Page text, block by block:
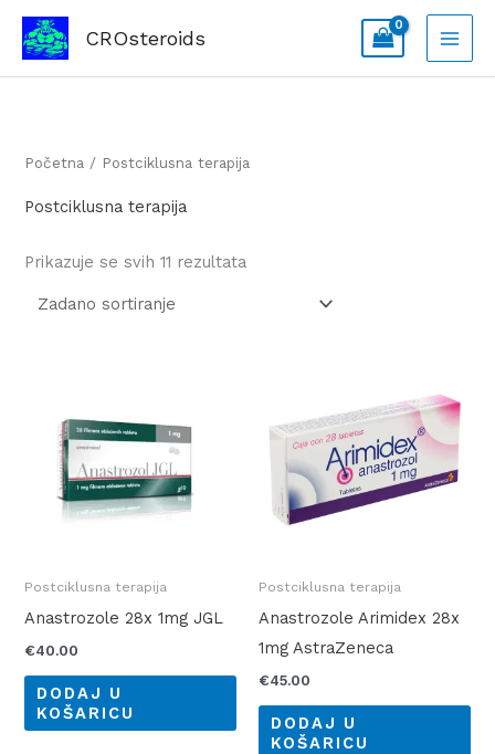
Skip
content
CROsteroids
Početna / Postciklusna terapija
Postciklusna terapija
Prikazuje se svih 11 rezultata
Postciklusna terapija
Anastrozole 28x 1mg JGL
€40.00
DODAJ U
KOŠARICU
Postciklusna terapija
Anastrozole Arimidex 28x
1mg AstraZeneca
€45.00
DODAJ U
KOŠARICU